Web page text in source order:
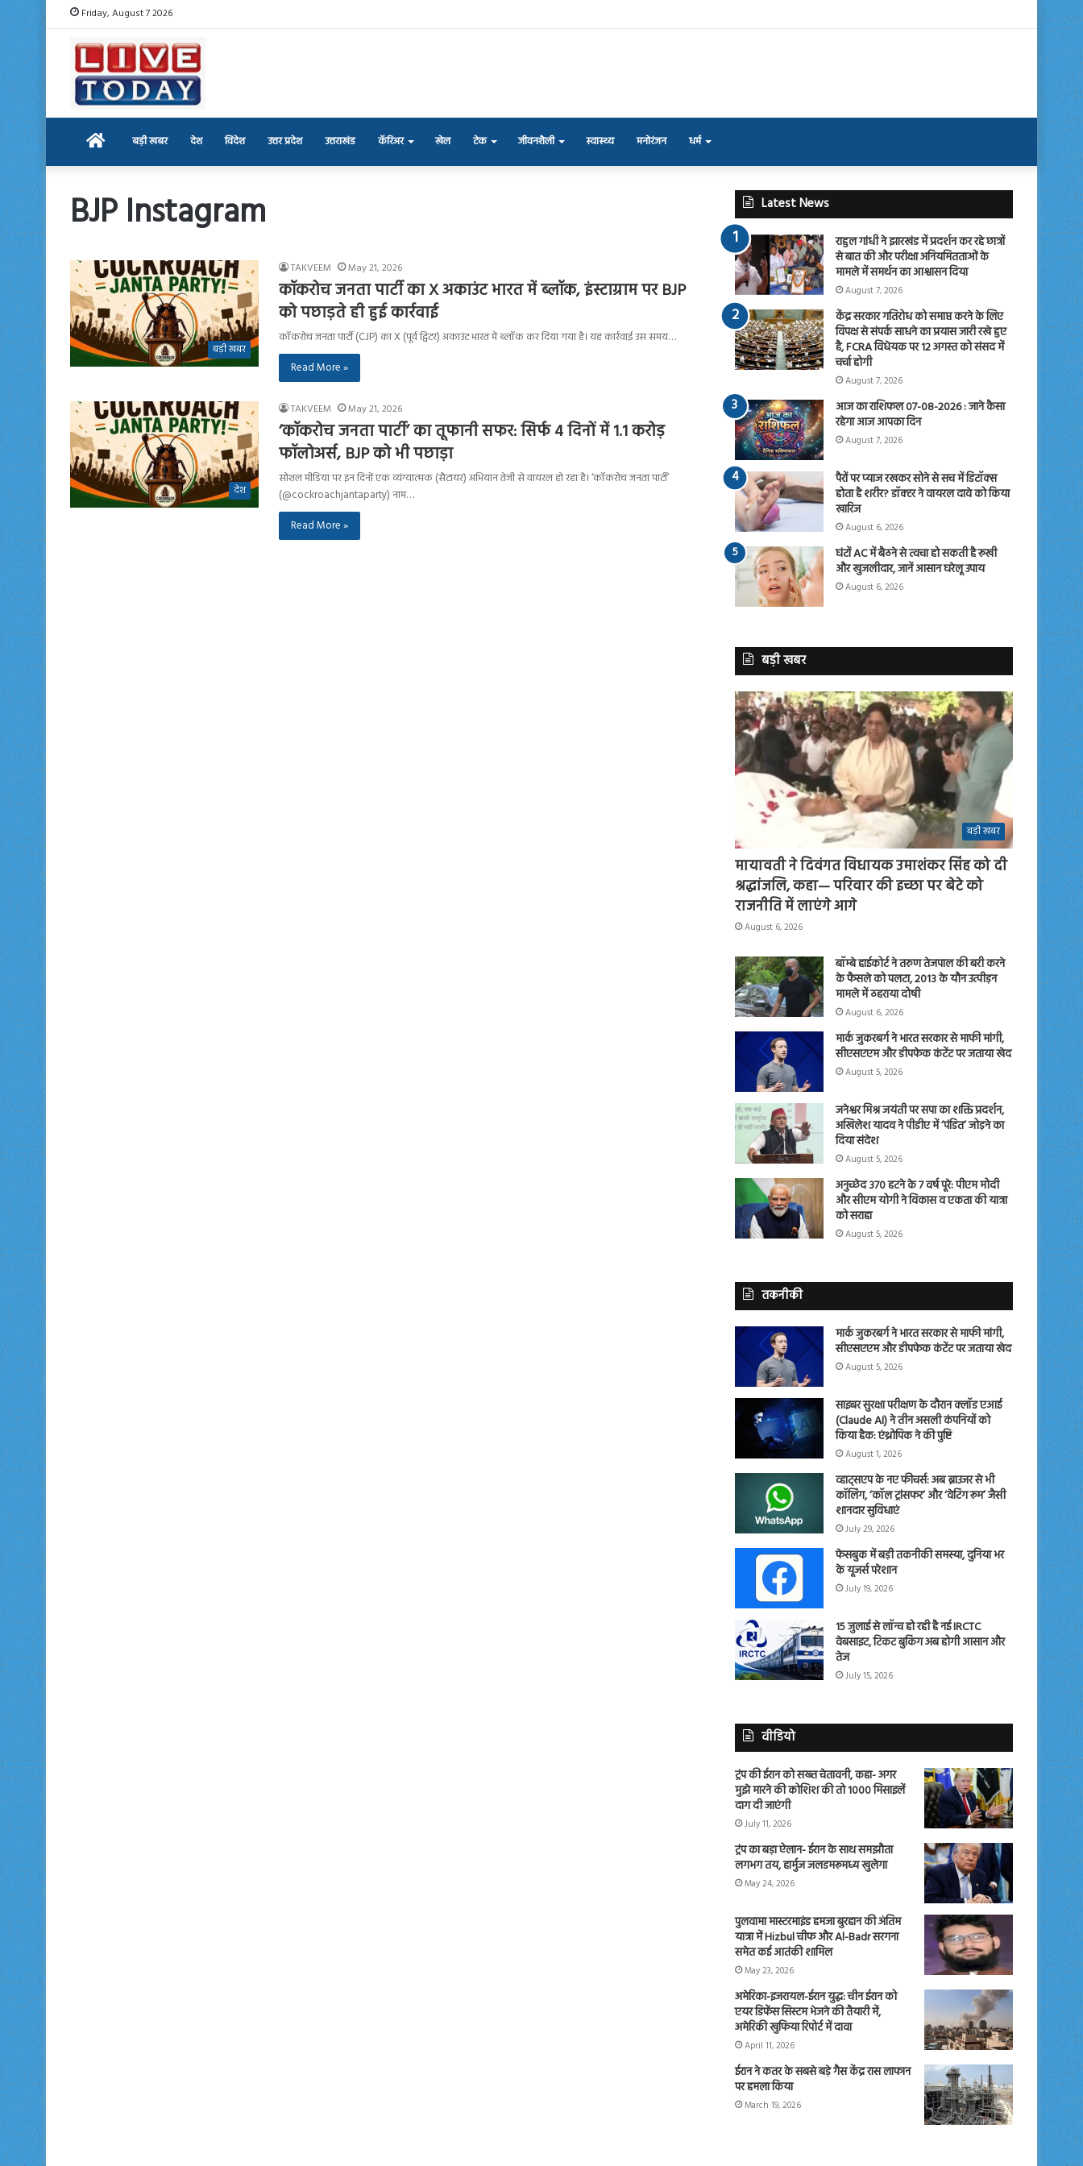
Friday, August 7 2026
Home बड़ी खबर देश विदेश उत्तर प्रदेश उत्तराखंड कॅरिअर खेल टेक जीवनशैली स्वास्थ्य मनोरंजन धर्म
BJP Instagram
बड़ी खबर
TAKVEEM May 21, 2026
कॉकरोच जनता पार्टी का X अकाउंट भारत में ब्लॉक, इंस्टाग्राम पर BJP
को पछाड़ते ही हुई कार्रवाई
कॉकरोच जनता पार्टी (CJP) का X (पूर्व ट्विटर) अकाउंट भारत में ब्लॉक कर दिया गया है। यह कार्रवाई उस समय…
Read More »
देश
TAKVEEM May 21, 2026
‘कॉकरोच जनता पार्टी’ का तूफानी सफर: सिर्फ 4 दिनों में 1.1 करोड़
फॉलोअर्स, BJP को भी पछाड़ा
सोशल मीडिया पर इन दिनों एक व्यंग्यात्मक (सैटायर) अभियान तेजी से वायरल हो रहा है। ‘कॉकरोच जनता पार्टी’
(@cockroachjantaparty) नाम…
Read More »
Latest News
राहुल गांधी ने झारखंड में प्रदर्शन कर रहे छात्रों
से बात की और परीक्षा अनियमितताओं के
मामले में समर्थन का आश्वासन दिया
August 7, 2026
केंद्र सरकार गतिरोध को समाप्त करने के लिए
विपक्ष से संपर्क साधने का प्रयास जारी रखे हुए
है, FCRA विधेयक पर 12 अगस्त को संसद में
चर्चा होगी
August 7, 2026
आज का राशिफल 07-08-2026 : जाने कैसा
रहेगा आज आपका दिन
August 7, 2026
पैरों पर प्याज रखकर सोने से सच में डिटॉक्स
होता है शरीर? डॉक्टर ने वायरल दावे को किया
खारिज
August 6, 2026
घंटों AC में बैठने से त्वचा हो सकती है रूखी
और खुजलीदार, जानें आसान घरेलू उपाय
August 6, 2026
बड़ी खबर
बड़ी खबर
मायावती ने दिवंगत विधायक उमाशंकर सिंह को दी
श्रद्धांजलि, कहा— परिवार की इच्छा पर बेटे को
राजनीति में लाएंगे आगे
August 6, 2026
बॉम्बे हाईकोर्ट ने तरुण तेजपाल की बरी करने
के फैसले को पलटा, 2013 के यौन उत्पीड़न
मामले में ठहराया दोषी
August 6, 2026
मार्क जुकरबर्ग ने भारत सरकार से माफी मांगी,
सीएसएएम और डीपफेक कंटेंट पर जताया खेद
August 5, 2026
जनेश्वर मिश्र जयंती पर सपा का शक्ति प्रदर्शन,
अखिलेश यादव ने पीडीए में ‘पंडित’ जोड़ने का
दिया संदेश
August 5, 2026
अनुच्छेद 370 हटने के 7 वर्ष पूरे: पीएम मोदी
और सीएम योगी ने विकास व एकता की यात्रा
को सराहा
August 5, 2026
तकनीकी
मार्क जुकरबर्ग ने भारत सरकार से माफी मांगी,
सीएसएएम और डीपफेक कंटेंट पर जताया खेद
August 5, 2026
साइबर सुरक्षा परीक्षण के दौरान क्लॉड एआई
(Claude AI) ने तीन असली कंपनियों को
किया हैक: एंथ्रोपिक ने की पुष्टि
August 1, 2026
व्हाट्सएप के नए फीचर्स: अब ब्राउजर से भी
कॉलिंग, ‘कॉल ट्रांसफर’ और ‘वेटिंग रूम’ जैसी
शानदार सुविधाएं
July 29, 2026
फेसबुक में बड़ी तकनीकी समस्या, दुनिया भर
के यूजर्स परेशान
July 19, 2026
15 जुलाई से लॉन्च हो रही है नई IRCTC
वेबसाइट, टिकट बुकिंग अब होगी आसान और
तेज
July 15, 2026
वीडियो
ट्रंप की ईरान को सख्त चेतावनी, कहा- अगर
मुझे मारने की कोशिश की तो 1000 मिसाइलें
दाग दी जाएंगी
July 11, 2026
ट्रंप का बड़ा ऐलान- ईरान के साथ समझौता
लगभग तय, हार्मुज जलडमरूमध्य खुलेगा
May 24, 2026
पुलवामा मास्टरमाइंड हमजा बुरहान की अंतिम
यात्रा में Hizbul चीफ और Al-Badr सरगना
समेत कई आतंकी शामिल
May 23, 2026
अमेरिका-इजरायल-ईरान युद्ध: चीन ईरान को
एयर डिफेंस सिस्टम भेजने की तैयारी में,
अमेरिकी खुफिया रिपोर्ट में दावा
April 11, 2026
ईरान ने कतर के सबसे बड़े गैस केंद्र रास लाफान
पर हमला किया
March 19, 2026